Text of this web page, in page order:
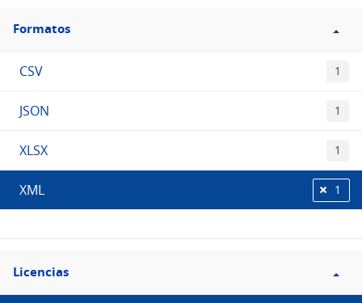
Filtro
Formatos
Formatos
CSV 1
JSON 1
XLSX 1
XML 1
Filtro
Licencias
Licencias